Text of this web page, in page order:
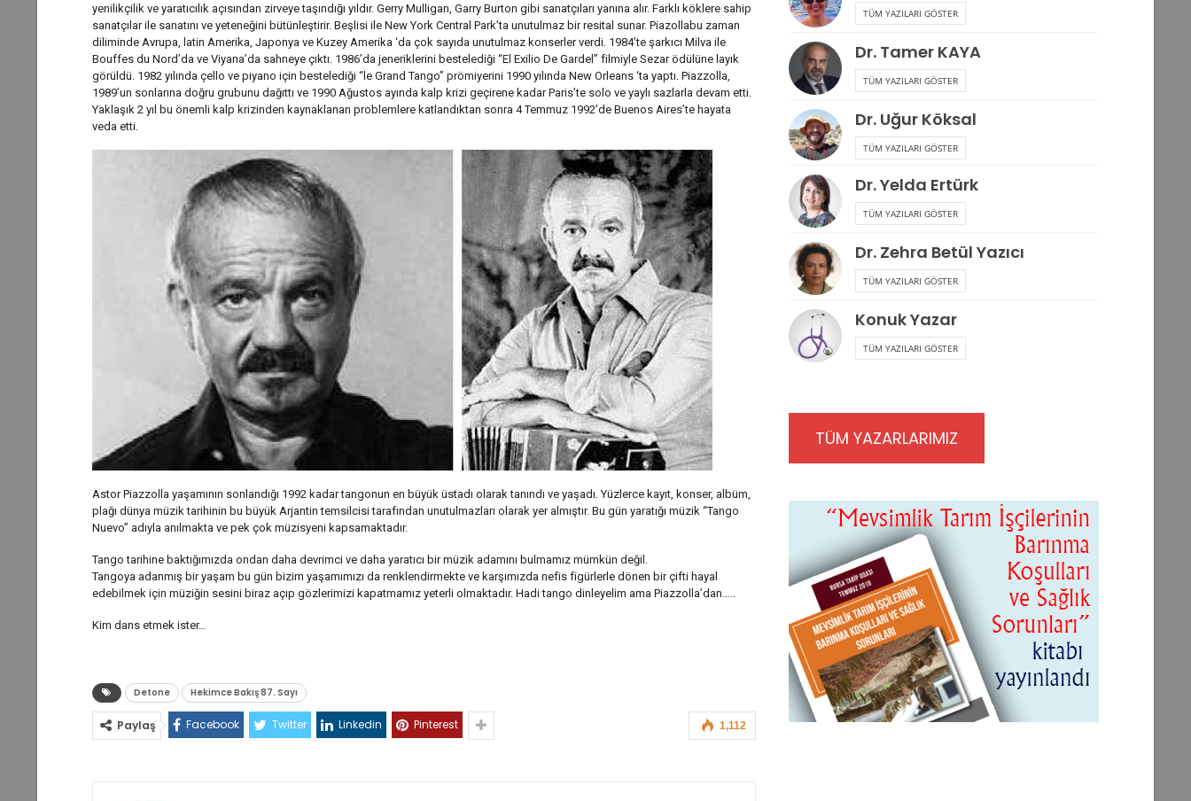
yenilikçilik ve yaratıcılık açısından zirveye taşındığı yıldır. Gerry Mulligan, Garry Burton gibi sanatçıları yanına alır. Farklı köklere sahip
sanatçılar ile sanatını ve yeteneğini bütünleştirir. Beşlisi ile New York Central Park’ta unutulmaz bir resital sunar. Piazollabu zaman
diliminde Avrupa, latin Amerika, Japonya ve Kuzey Amerika ‘da çok sayıda unutulmaz konserler verdi. 1984’te şarkıcı Milva ile
Bouffes du Nord’da ve Viyana’da sahneye çıktı. 1986’da jeneriklerini bestelediği “El Exilio De Gardel” filmiyle Sezar ödülüne layık
görüldü. 1982 yılında çello ve piyano için bestelediği “le Grand Tango” prömiyerini 1990 yılında New Orleans ‘ta yaptı. Piazzolla,
1989’un sonlarına doğru grubunu dağıttı ve 1990 Ağustos ayında kalp krizi geçirene kadar Paris’te solo ve yaylı sazlarla devam etti.
Yaklaşık 2 yıl bu önemli kalp krizinden kaynaklanan problemlere katlandıktan sonra 4 Temmuz 1992’de Buenos Aires’te hayata
veda etti.
Astor Piazzolla yaşamının sonlandığı 1992 kadar tangonun en büyük üstadı olarak tanındı ve yaşadı. Yüzlerce kayıt, konser, albüm,
plağı dünya müzik tarihinin bu büyük Arjantin temsilcisi tarafından unutulmazları olarak yer almıştır. Bu gün yaratığı müzik “Tango
Nuevo” adıyla anılmakta ve pek çok müzisyeni kapsamaktadır.
Tango tarihine baktığımızda ondan daha devrimci ve daha yaratıcı bir müzik adamını bulmamız mümkün değil.
Tangoya adanmış bir yaşam bu gün bizim yaşamımızı da renklendirmekte ve karşımızda nefis figürlerle dönen bir çifti hayal
edebilmek için müziğin sesini biraz açıp gözlerimizi kapatmamız yeterli olmaktadır. Hadi tango dinleyelim ama Piazzolla’dan…..
Kim dans etmek ister…
Detone Hekimce Bakış 87. Sayı
1,112
Paylaş Facebook Twitter Linkedin Pinterest
TÜM YAZILARI GÖSTER
Dr. Tamer KAYA
TÜM YAZILARI GÖSTER
Dr. Uğur Köksal
TÜM YAZILARI GÖSTER
Dr. Yelda Ertürk
TÜM YAZILARI GÖSTER
Dr. Zehra Betül Yazıcı
TÜM YAZILARI GÖSTER
Konuk Yazar
TÜM YAZILARI GÖSTER
TÜM YAZARLARIMIZ